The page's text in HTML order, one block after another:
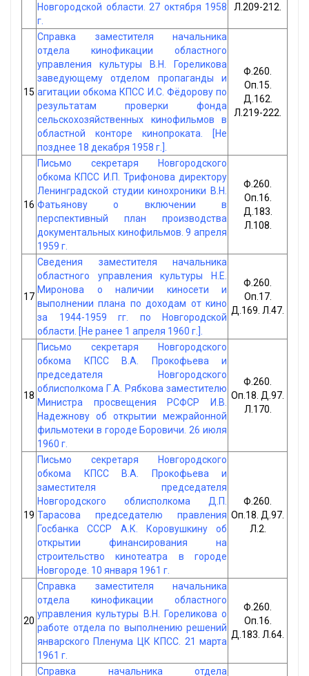
Новгородской области. 27 октября 1958
г.
Л.209-212.
15
Справка заместителя начальника
отдела кинофикации областного
управления культуры В.Н. Гореликова
заведующему отделом пропаганды и
агитации обкома КПСС И.С. Фёдорову по
результатам проверки фонда
сельскохозяйственных кинофильмов в
областной конторе кинопроката. [Не
позднее 18 декабря 1958 г.].
Ф.260.
Оп.15.
Д.162.
Л.219-222.
16
Письмо секретаря Новгородского
обкома КПСС И.П. Трифонова директору
Ленинградской студии кинохроники В.Н.
Фатьянову о включении в
перспективный план производства
документальных кинофильмов. 9 апреля
1959 г.
Ф.260.
Оп.16.
Д.183.
Л.108.
17
Сведения заместителя начальника
областного управления культуры Н.Е.
Миронова о наличии киносети и
выполнении плана по доходам от кино
за 1944-1959 гг. по Новгородской
области. [Не ранее 1 апреля 1960 г.].
Ф.260.
Оп.17.
Д.169. Л.47.
18
Письмо секретаря Новгородского
обкома КПСС В.А. Прокофьева и
председателя Новгородского
облисполкома Г.А. Рябкова заместителю
Министра просвещения РСФСР И.В.
Надежнову об открытии межрайонной
фильмотеки в городе Боровичи. 26 июля
1960 г.
Ф.260.
Оп.18. Д.97.
Л.170.
19
Письмо секретаря Новгородского
обкома КПСС В.А. Прокофьева и
заместителя председателя
Новгородского облисполкома Д.П.
Тарасова председателю правления
Госбанка СССР А.К. Коровушкину об
открытии финансирования на
строительство кинотеатра в городе
Новгороде. 10 января 1961 г.
Ф.260.
Оп.18. Д.97.
Л.2.
20
Справка заместителя начальника
отдела кинофикации областного
управления культуры В.Н. Гореликова о
работе отдела по выполнению решений
январского Пленума ЦК КПСС. 21 марта
1961 г.
Ф.260.
Оп.16.
Д.183. Л.64.
Справка начальника отдела